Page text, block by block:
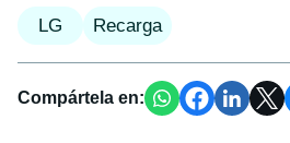
LG Recarga
Compártela en: